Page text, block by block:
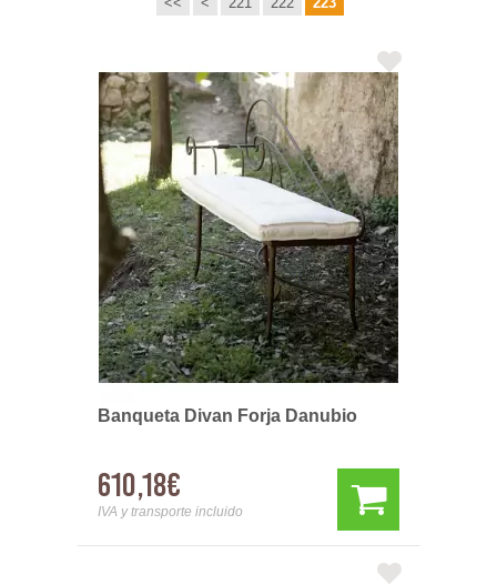
Banqueta Divan Forja Danubio
610,18€
IVA y transporte incluido